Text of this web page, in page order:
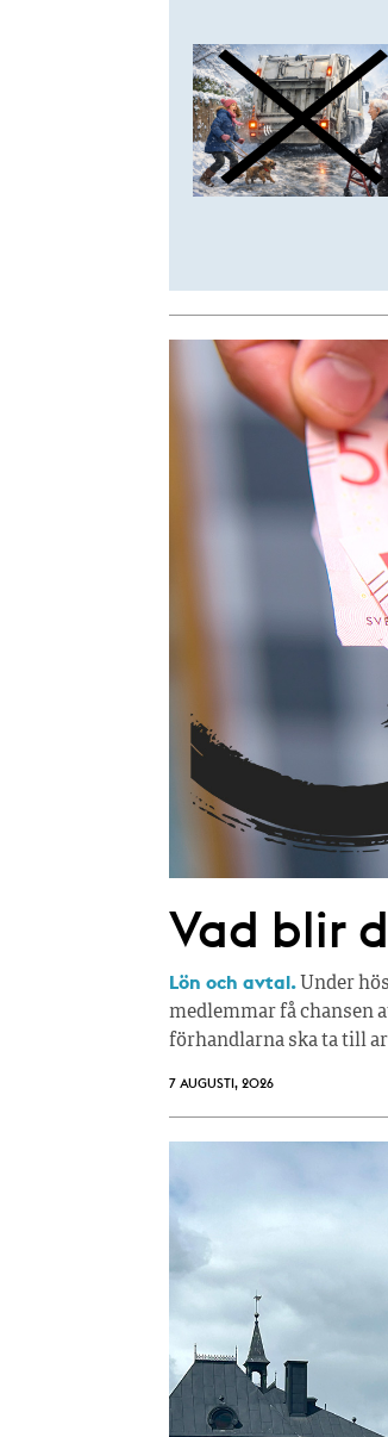
Vad blir
Lön och avtal. Under
medlemmar få chansen
förhandlarna ska ta till
7 AUGUSTI, 2026